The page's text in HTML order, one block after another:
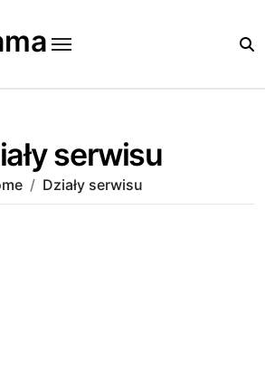
serwisu
Działy serwisu